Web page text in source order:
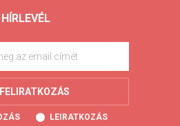
HÍRLEVÉL
FELIRATKOZÁS
LEIRATKOZÁS